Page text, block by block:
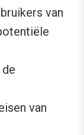
van
van